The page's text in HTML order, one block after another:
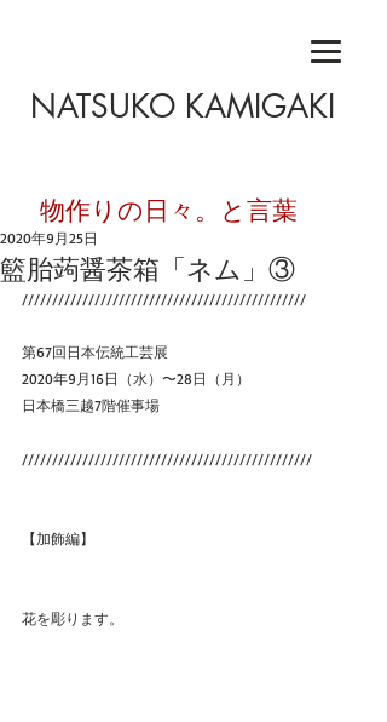
NATSUKO KAMIGAKI
​物作りの日々。と言葉
籃胎蒟醤茶箱「ネム」③
2020年9月25日
///////////////////////////////////////////////
第67回日本伝統工芸展
2020年9月16日（水）〜28日（月）
日本橋三越7階催事場
////////////////////////////////////////////////
【加飾編】
花を彫ります。